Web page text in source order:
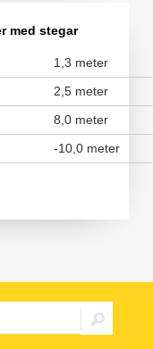
med stegar
1,3 meter
2,5 meter
8,0 meter
-10,0 meter